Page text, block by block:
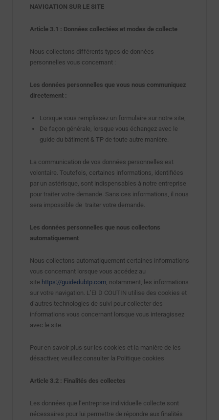
NAVIGATION SUR LE SITE
Article 3.1 : Données collectées et modes de collecte
Nous collectons différents types de données
personnelles vous concernant :
Les données personnelles que vous nous communiquez
directement :
Lorsque vous remplissez un formulaire sur notre site,
De façon générale, lorsque vous échangez avec le
guide du bâtiment & TP de toute autre manière.
La communication de vos données personnelles est
volontaire. Toutefois, certaines informations, identifiées
par un astérisque, sont indispensables à notre entreprise
pour traiter votre demande. Sans ces informations, il nous
sera impossible de traiter votre demande.
Les données personnelles que nous collectons
automatiquement
Nous collectons automatiquement certaines informations
vous concernant lorsque vous accédez au
site https://guidedubtp.com , notamment, les informations
sur votre navigation. L’EI D COUTIN utilise des cookies et
d’autres technologies de suivi pour collecter des
informations vous concernant lorsque vous interagissez
avec le site.
Pour en savoir plus sur les cookies et la manière de les
désactiver, veuillez consulter la Politique cookies
Article 3.2 : Finalités des collectes
Les données que l’entreprise individuelle collecte sont
nécessaires pour lui permettre de répondre aux finalités